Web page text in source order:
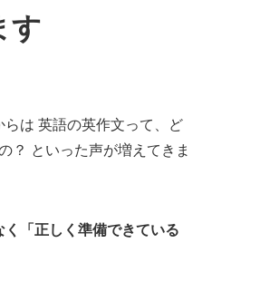
す
らは 英語の英作文って、ど
？ といった声が増えてきま
「正しく準備できている